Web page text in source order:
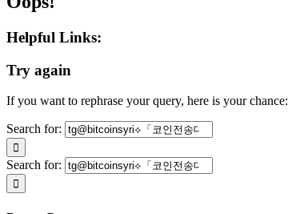
Helpful Links:
Try again
If you want to rephrase your query, here is your chance:
Search for:
Search for: